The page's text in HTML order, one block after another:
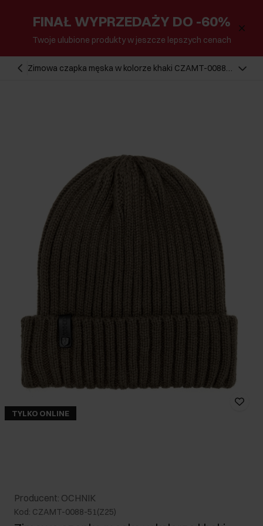
FINAŁ WYPRZEDAŻY DO -60%
Twoje ulubione produkty w jeszcze lepszych cenach
Zimowa czapka męska w kolorze khaki CZAMT-0088-
TYLKO ONLINE
Producent: OCHNIK
Kod: CZAMT-0088-51(Z25)